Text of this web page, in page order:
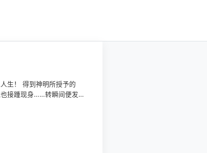
生！ 得到神明所授予的
也接踵现身……转瞬间便发展